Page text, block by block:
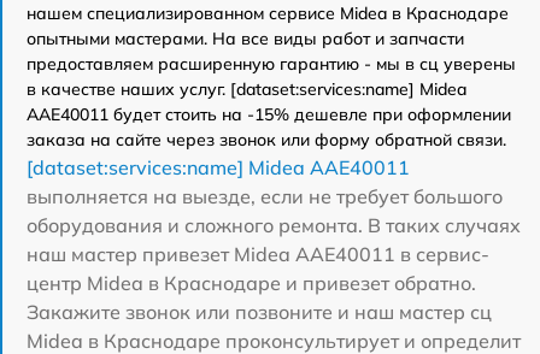
нашем специализированном сервисе Midea в Краснодаре
опытными мастерами. На все виды работ и запчасти
предоставляем расширенную гарантию - мы в сц уверены
в качестве наших услуг. [dataset:services:name] Midea
AAE40011 будет стоить на -15% дешевле при оформлении
заказа на сайте через звонок или форму обратной связи.
[dataset:services:name] Midea AAE40011
выполняется на выезде, если не требует большого
оборудования и сложного ремонта. В таких случаях
наш мастер привезет Midea AAE40011 в сервис-
центр Midea в Краснодаре и привезет обратно.
Закажите звонок или позвоните и наш мастер сц
Midea в Краснодаре проконсультирует и определит